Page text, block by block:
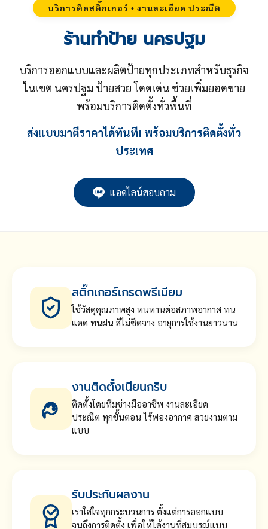
บริการติดสติ๊กเกอร์ • งานละเอียด ประณีต
ร้านทำป้าย นครปฐม
บริการออกแบบและผลิตป้ายทุกประเภทสำหรับธุรกิจ
ในเขต นครปฐม ป้ายสวย โดดเด่น ช่วยเพิ่มยอดขาย
พร้อมบริการติดตั้งทั่วพื้นที่
ส่งแบบมาตีราคาได้ทันที! พร้อมบริการติดตั้งทั่ว
ประเทศ
แอดไลน์สอบถาม
สติ๊กเกอร์เกรดพรีเมียม
ใช้วัสดุคุณภาพสูง ทนทานต่อสภาพอากาศ ทน
แดด ทนฝน สีไม่ซีดจาง อายุการใช้งานยาวนาน
งานติดตั้งเนียนกริบ
ติดตั้งโดยทีมช่างมืออาชีพ งานละเอียด
ประณีต ทุกขั้นตอน ไร้ฟองอากาศ สวยงามตาม
แบบ
รับประกันผลงาน
เราใส่ใจทุกกระบวนการ ตั้งแต่การออกแบบ
จนถึงการติดตั้ง เพื่อให้ได้งานที่สมบูรณ์แบบ